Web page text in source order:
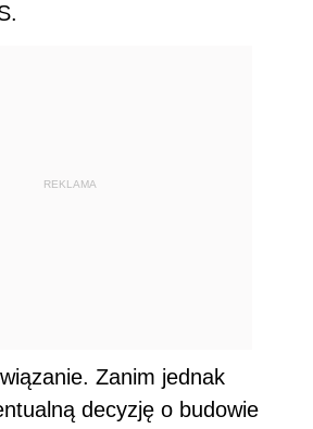
REKLAMA
Zanim jednak
decyzję o budowie